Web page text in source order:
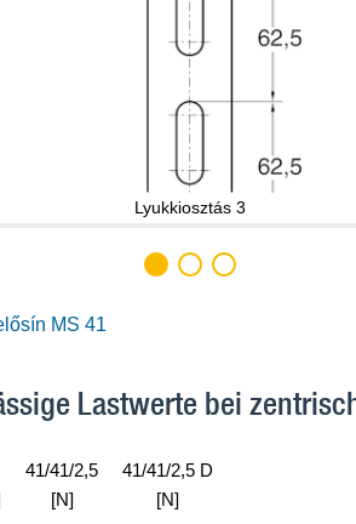
Lyukkiosztás 3
MS 41
Lastwerte bei
41/41/2,5
[N]
41/41/2,5 D
[N]